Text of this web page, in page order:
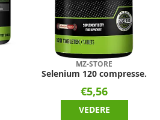
MZ-STORE
Selenium 120 compresse.
€5,56
VEDERE